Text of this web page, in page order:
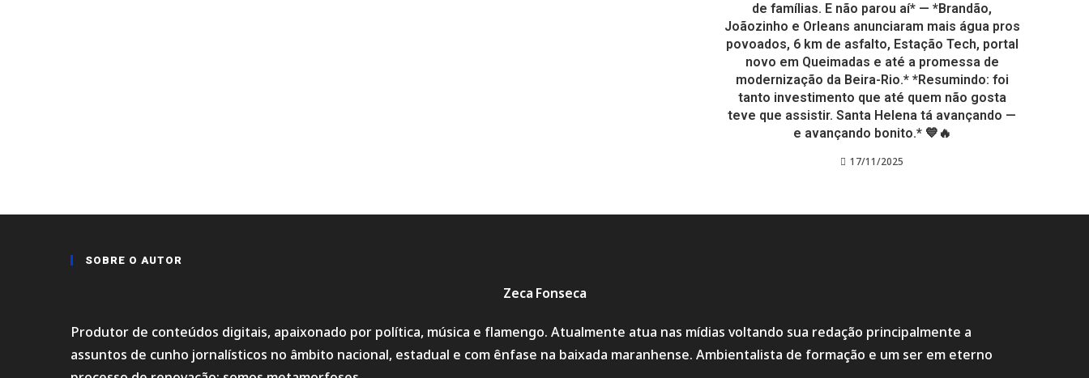
de famílias. E não parou aí* — *Brandão,
Joãozinho e Orleans anunciaram mais água pros
povoados, 6 km de asfalto, Estação Tech, portal
novo em Queimadas e até a promessa de
modernização da Beira-Rio.* *Resumindo: foi
tanto investimento que até quem não gosta
teve que assistir. Santa Helena tá avançando —
e avançando bonito.* 💙🔥
17/11/2025
SOBRE O AUTOR
Zeca Fonseca
Produtor de conteúdos digitais, apaixonado por política, música e flamengo. Atualmente atua nas mídias voltando sua redação principalmente a
assuntos de cunho jornalísticos no âmbito nacional, estadual e com ênfase na baixada maranhense. Ambientalista de formação e um ser em eterno